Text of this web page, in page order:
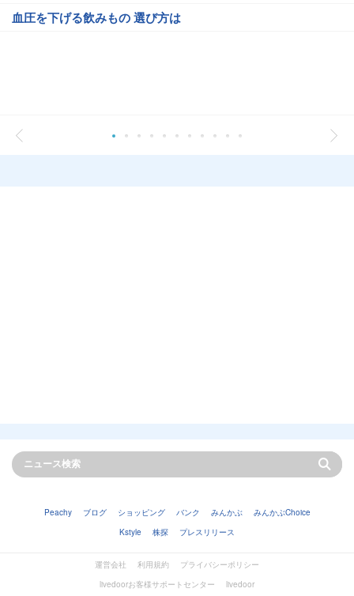
血圧を下げる飲みもの 選び方は
Peachy ブログ ショッピング バンク みんかぶ
みんかぶChoice
Kstyle
株探 プレスリリース
運営会社 利用規約
プライバシーポリシー
livedoorお客様サポートセンター
livedoor